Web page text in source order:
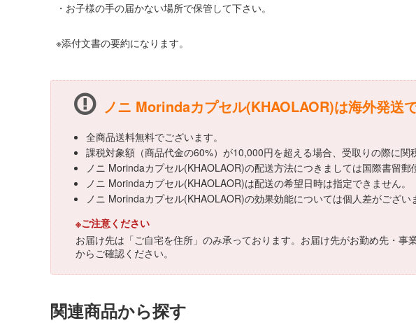
・お子様の手の届かない場所で保管して下さい。
※添付文書の要約になります。
ノニ Morindaカプセル(KHAOLAOR)は海外発送で
全商品送料無料でございます。
課税対象額（商品代金の60%）が10,000円を超える場合、受取りの際に関
ノニ Morindaカプセル(KHAOLAOR)の配送方法につきましては国際書留郵
ノニ Morindaカプセル(KHAOLAOR)は配送の希望日時は指定できません。
ノニ Morindaカプセル(KHAOLAOR)の効果効能については個人差がござ
※ご注意ください
お届け先は「ご自宅を住所」のみ承っております。お届け先がお勤め先・
からご確認ください。
関連商品から探す